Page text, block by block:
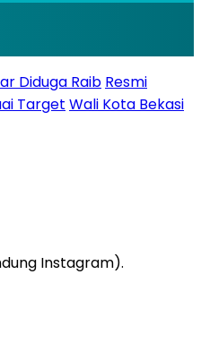
Diduga Raib Resmi
Target Wali Kota Bekasi